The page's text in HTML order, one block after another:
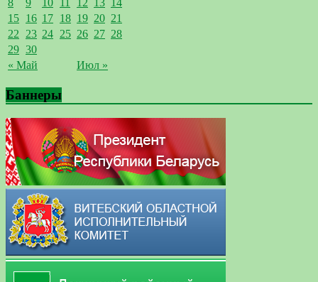
« Май Июл »
8
9 10 11 12 13 14
15 16 17 18 19 20 21
22 23 24 25 26 27 28
29 30
Баннеры